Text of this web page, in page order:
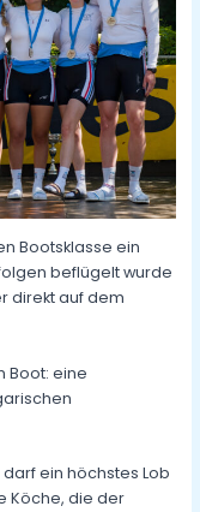
Bootsklasse ein
beflügelt wurde
direkt auf dem
Boot: eine
ein höchstes Lob
Köche, die der